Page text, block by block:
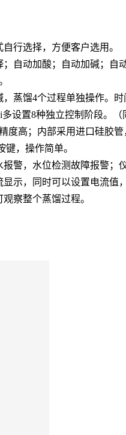
行选择，方便客户选用。
自动加酸；自动加碱；
蒸馏4个过程单独操作。时
设置8种独立控制阶段。（
高；内部采用进口硅胶管
，操作简单。
警，水位检测故障报警；
示，同时可以设置电流值
察整个蒸馏过程。